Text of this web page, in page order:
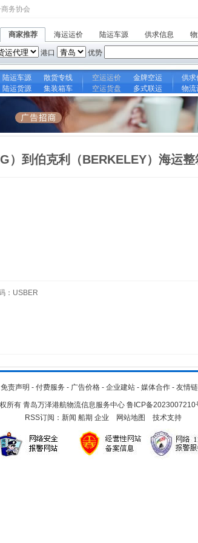
务协会
商家推荐 海运运价 陆运车源 供求信息
港口 优势
陆运车源 散货专线 空运运价 金牌空运 供求
陆运货源 集装箱车 空运货盘 多式联运 物流
）到伯克利（BERKELEY）海运整
：USBER
免责声明 - 付费服务 - 广告价格 - 企业建站 - 媒体合作 - 友情
有 青岛万泽港航物流信息服务中心 鲁ICP备2023007210
RSS订阅： 新闻 船期 企业 网站地图 技术支持